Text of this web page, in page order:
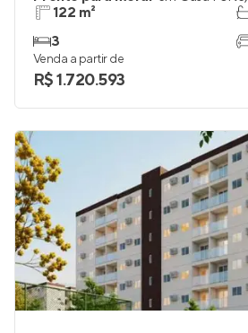
122 m²
3
Venda a partir de
R$ 1.720.593